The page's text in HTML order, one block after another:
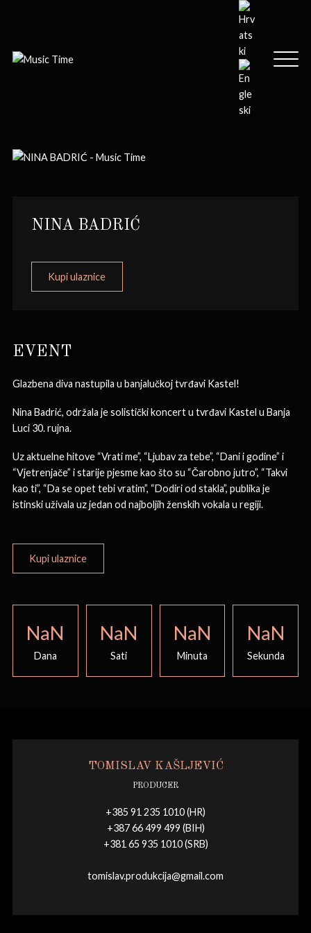
NINA BADRIĆ
Kupi ulaznice
EVENT
Glazbena diva nastupila u banjalučkoj tvrđavi Kastel!
Nina Badrić, održala je solistički koncert u tvrđavi Kastel u Banja
Luci 30. rujna.
Uz aktuelne hitove “Vrati me”, “Ljubav za tebe”, “Dani i godine” i
“Vjetrenjače” i starije pjesme kao što su “Čarobno jutro”, “Takvi
kao ti”, “Da se opet tebi vratim”, “Dodiri od stakla”, publika je
istinski uživala uz jedan od najboljih ženskih vokala u regiji.
Kupi ulaznice
NaN
Dana
NaN
Sati
NaN
Minuta
NaN
Sekunda
TOMISLAV KAŠLJEVIĆ
PRODUCER
+385 91 235 1010 (HR)
+387 66 499 499 (BIH)
+381 65 935 1010 (SRB)
tomislav.produkcija@gmail.com